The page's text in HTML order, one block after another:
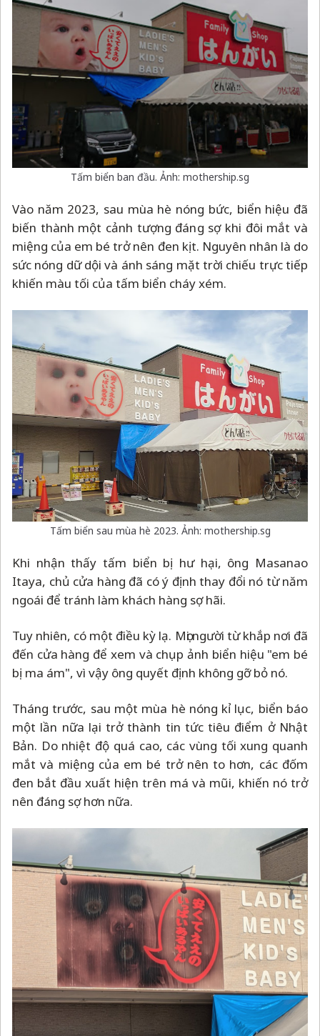
Tấm biển ban đầu. Ảnh: mothership.sg
Vào năm 2023, sau mùa hè nóng bức, biển hiệu đã
biến thành một cảnh tượng đáng sợ khi đôi mắt và
miệng của em bé trở nên đen kịt. Nguyên nhân là do
sức nóng dữ dội và ánh sáng mặt trời chiếu trực tiếp
khiến màu tối của tấm biển cháy xém.
Tấm biển sau mùa hè 2023. Ảnh: mothership.sg
Khi nhận thấy tấm biển bị hư hại, ông Masanao
Itaya, chủ cửa hàng đã có ý định thay đổi nó từ năm
ngoái để tránh làm khách hàng sợ hãi.
Tuy nhiên, có một điều kỳ lạ. Mọi người từ khắp nơi đã
đến cửa hàng để xem và chụp ảnh biển hiệu "em bé
bị ma ám", vì vậy ông quyết định không gỡ bỏ nó.
Tháng trước, sau một mùa hè nóng kỉ lục, biển báo
một lần nữa lại trở thành tin tức tiêu điểm ở Nhật
Bản. Do nhiệt độ quá cao, các vùng tối xung quanh
mắt và miệng của em bé trở nên to hơn, các đốm
đen bắt đầu xuất hiện trên má và mũi, khiến nó trở
nên đáng sợ hơn nữa.